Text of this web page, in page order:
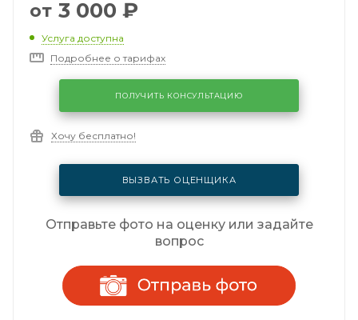
от 3 000 ₽
Услуга доступна
Подробнее о тарифах
ПОЛУЧИТЬ КОНСУЛЬТАЦИЮ
Хочу бесплатно!
ВЫЗВАТЬ ОЦЕНЩИКА
Отправьте фото на оценку или задайте
вопрос